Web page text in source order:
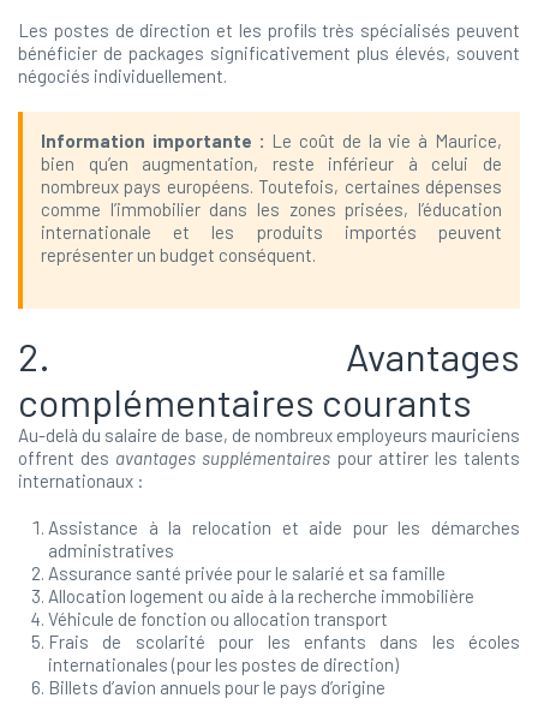
Les postes de direction et les profils très spécialisés peuvent
bénéficier de packages significativement plus élevés, souvent
négociés individuellement.
Information importante : Le coût de la vie à Maurice,
bien qu’en augmentation, reste inférieur à celui de
nombreux pays européens. Toutefois, certaines dépenses
comme l’immobilier dans les zones prisées, l’éducation
internationale et les produits importés peuvent
représenter un budget conséquent.
2. Avantages
complémentaires courants
Au-delà du salaire de base, de nombreux employeurs mauriciens
offrent des avantages supplémentaires pour attirer les talents
internationaux :
Assistance à la relocation et aide pour les démarches
administratives
Assurance santé privée pour le salarié et sa famille
Allocation logement ou aide à la recherche immobilière
Véhicule de fonction ou allocation transport
Frais de scolarité pour les enfants dans les écoles
internationales (pour les postes de direction)
Billets d’avion annuels pour le pays d’origine